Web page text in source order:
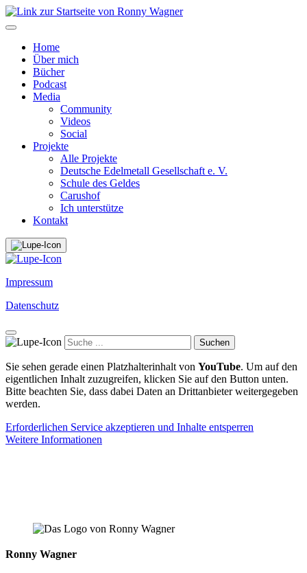
Home
Über mich
Bücher
Podcast
Media
Community
Videos
Social
Projekte
Alle Projekte
Deutsche Edelmetall Gesellschaft e. V.
Schule des Geldes
Carushof
Ich unterstütze
Kontakt
Impressum
Datenschutz
Suchen
Sie sehen gerade einen Platzhalterinhalt von YouTube. Um auf den
eigentlichen Inhalt zuzugreifen, klicken Sie auf den Button unten.
Bitte beachten Sie, dass dabei Daten an Drittanbieter weitergegeben
werden.
Erforderlichen Service akzeptieren und Inhalte entsperren
Weitere Informationen
Ronny Wagner